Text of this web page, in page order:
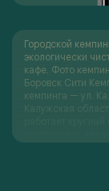
Городской
экологически
кафе. Фото
Боровск Сити
кемпинга — ул.
Калужская